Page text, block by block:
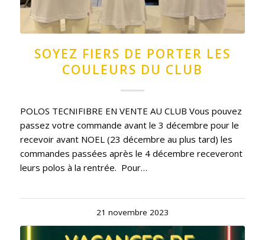
SOYEZ FIERS DE PORTER LES
COULEURS DU CLUB
POLOS TECNIFIBRE EN VENTE AU CLUB Vous pouvez
passez votre commande avant le 3 décembre pour le
recevoir avant NOEL (23 décembre au plus tard) les
commandes passées après le 4 décembre receveront
leurs polos à la rentrée. Pour…
21 novembre 2023